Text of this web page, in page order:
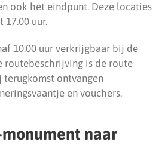
ook het eindpunt. Deze locaties
17.00 uur.
10.00 uur verkrijgbaar bij de
routebeschrijving is de route
ontvangen
en vouchers.
naar